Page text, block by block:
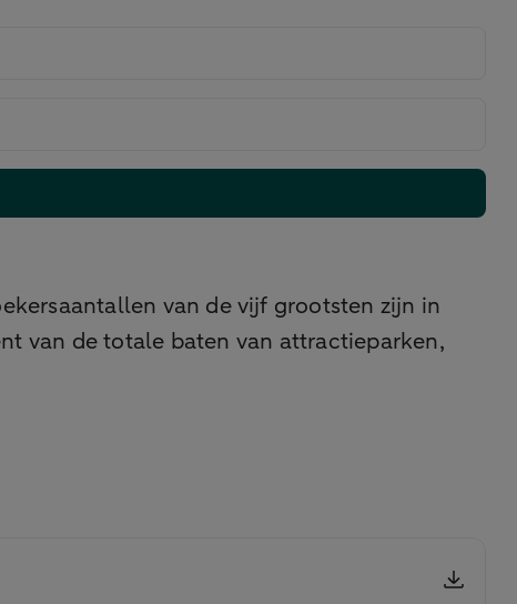
van de vijf grootsten zijn in
van de totale baten van attractieparken,